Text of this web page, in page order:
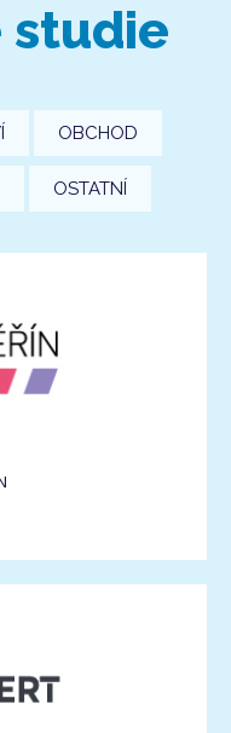
studie
OBCHOD
OSTATNÍ